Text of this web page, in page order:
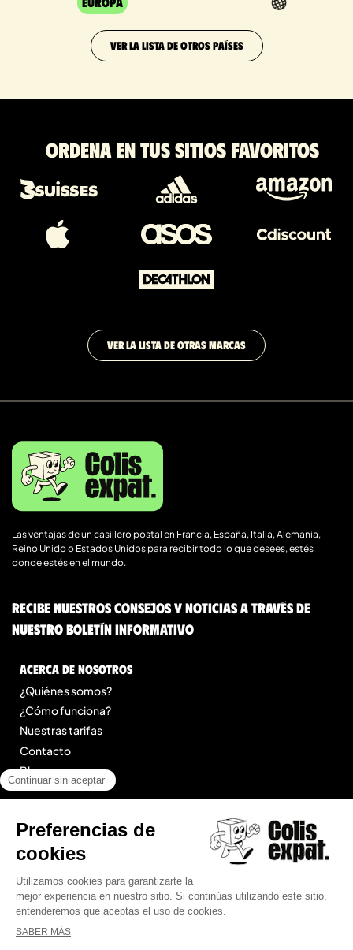
VER LA LISTA DE OTROS PAÍSES
Ordena en tus sitios favoritos
VER LA LISTA DE OTRAS MARCAS
Las ventajas de un casillero postal en Francia, España, Italia, Alemania,
Reino Unido o Estados Unidos para recibir todo lo que desees, estés
donde estés en el mundo.
Recibe nuestros consejos y noticias a través de
nuestro boletín informativo
Acerca de nosotros
¿Quiénes somos?
¿Cómo funciona?
Nuestras tarifas
Contacto
Blog
Menciones legales
Condiciones Generales de Prestación de Servicios
Mapa del sitio